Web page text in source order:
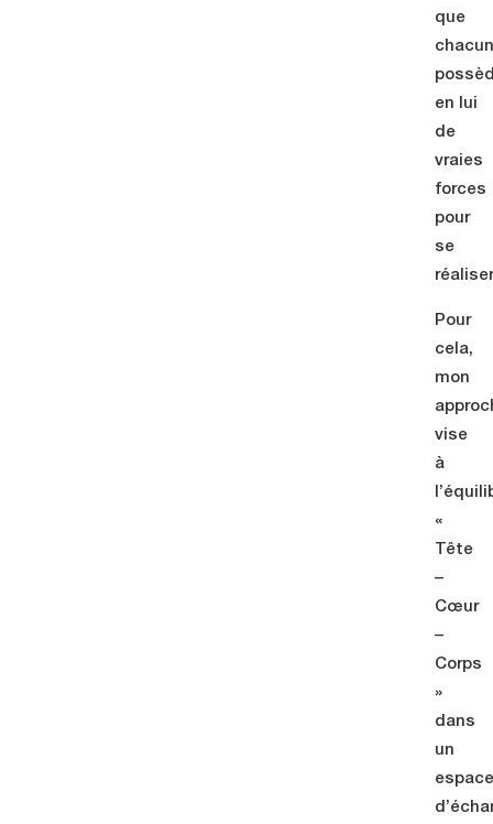
que
en lui
de
vraies
forces
pour
se
Pour
cela,
mon
vise
à
«
Tête
–
Cœur
–
Corps
»
dans
un